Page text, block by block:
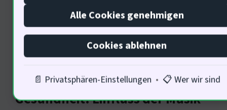
Künstler in der Förderung der
psychischen Gesundheit?
Künstler und psychische
Gesundheit: Einfluss der Musik
Alle Cookies genehmigen
Cookies ablehnen
📄 Privatsphären-Einstellungen • 📋 Wer wir sind